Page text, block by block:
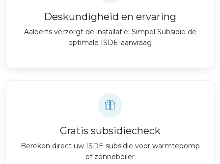
Deskundigheid en ervaring
Aalberts verzorgt de installatie, Simpel Subsidie de
optimale ISDE-aanvraag
Gratis subsidiecheck
Bereken direct uw ISDE subsidie voor warmtepomp
of zonneboiler